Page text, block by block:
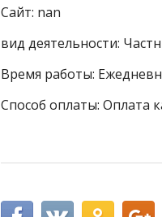
Сайт: nan
вид деятельности:
Время работы:
Способ оплаты: Оплата